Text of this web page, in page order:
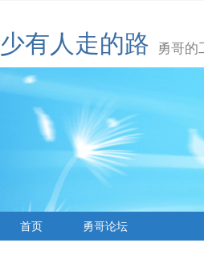
少有人走的路 勇哥的
首页 勇哥论坛